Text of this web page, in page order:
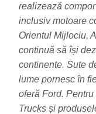
realizează
inclusiv motoare
Orientul Mijlociu,
continuă să își
continente. Sute
lume pornesc în
oferă Ford.
Trucks și